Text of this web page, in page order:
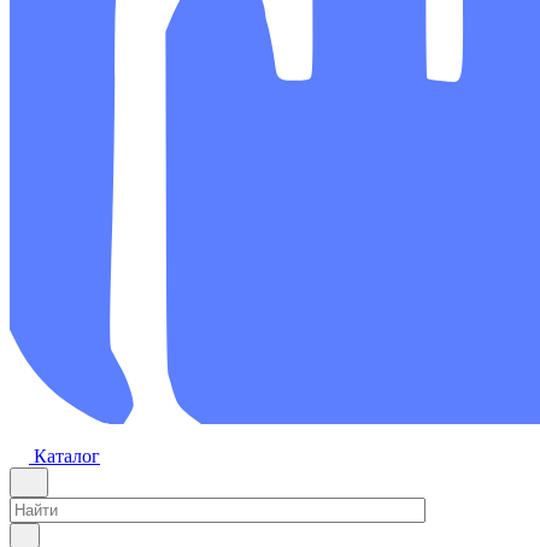
Каталог